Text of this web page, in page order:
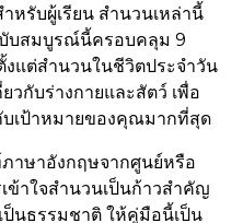
หรับผู้เรียน สำนวนเหล่านี้
บสมบูรณ์นี้ครอบคลุม 9
แต่สำนวนในชีวิตประจำวัน
วกับร่างกายและสัตว์ เพื่อ
เป้าหมายของคุณมากที่สุด
าษาอังกฤษจากศูนย์หรือ
ข้าใจสำนวนเป็นก้าวสำคัญ
ป็นธรรมชาติ ให้คู่มือนี้เป็น